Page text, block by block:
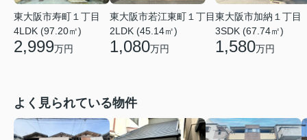
東大阪市寿町１丁目
4LDK (97.20㎡)
2,999万円
東大阪市若江東町１丁目
2LDK (45.14㎡)
1,080万円
東大阪市加納１丁目
3SDK (67.74㎡)
1,580万円
よく見られている物件